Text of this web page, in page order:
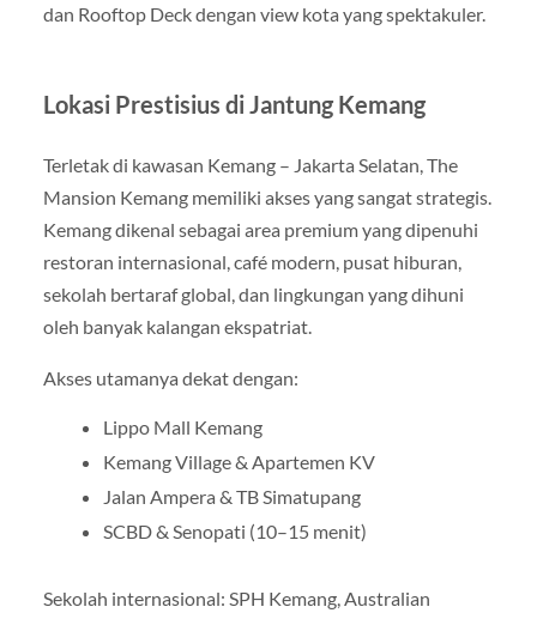
dan Rooftop Deck dengan view kota yang spektakuler.
Lokasi Prestisius di Jantung Kemang
Terletak di kawasan Kemang – Jakarta Selatan, The
Mansion Kemang memiliki akses yang sangat strategis.
Kemang dikenal sebagai area premium yang dipenuhi
restoran internasional, café modern, pusat hiburan,
sekolah bertaraf global, dan lingkungan yang dihuni
oleh banyak kalangan ekspatriat.
Akses utamanya dekat dengan:
Lippo Mall Kemang
Kemang Village & Apartemen KV
Jalan Ampera & TB Simatupang
SCBD & Senopati (10–15 menit)
Sekolah internasional: SPH Kemang, Australian